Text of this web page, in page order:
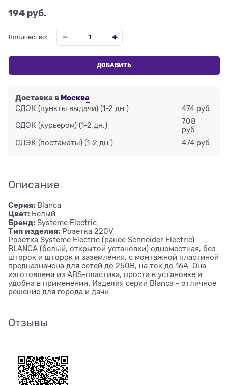
194 руб.
Количество:
ДОБАВИТЬ
Доставка в Москва
СДЭК (пункты выдачи) (1-2 дн.) 474 руб.
СДЭК (курьером) (1-2 дн.)
708
руб.
СДЭК (постаматы) (1-2 дн.) 474 руб.
Описание
Серия: Blanca
Цвет: Белый
Бренд: Systeme Electric
Тип изделия: Розетка 220V
Розетка Systeme Electric (ранее Schneider Electric)
BLANCA (белый, открытой установки) одноместная, без
шторок и шторок и заземления, с монтажной пластиной
предназначена для сетей до 250В, на ток до 16А. Она
изготовлена из ABS-пластика, проста в установке и
удобна в применении. Изделия серии Blanca - отличное
решение для города и дачи.
Отзывы